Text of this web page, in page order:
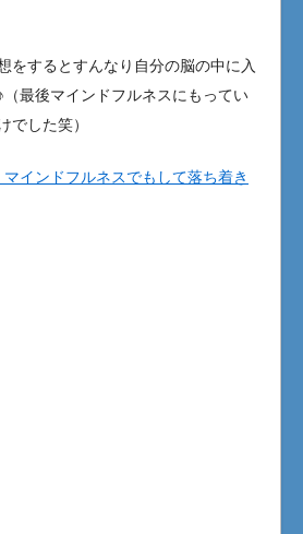
をするとすんなり自分の脳の中に入
（最後マインドフルネスにもってい
でした笑）
インドフルネスでもして落ち着き